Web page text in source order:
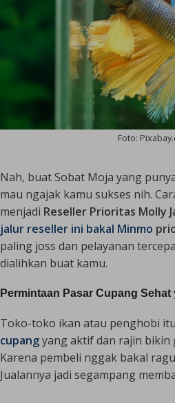
Foto:
Nah, buat Sobat Moja yang
mau ngajak kamu sukses nih.
menjadi Reseller Prioritas Molly
jalur reseller ini bakal Minmo
paling joss dan pelayanan
dialihkan buat kamu.
Permintaan Pasar Cupang
Toko-toko ikan atau penghobi
cupangyang aktif dan rajin bikin
Karena pembeli nggak bakal
Jualannya jadi segampang